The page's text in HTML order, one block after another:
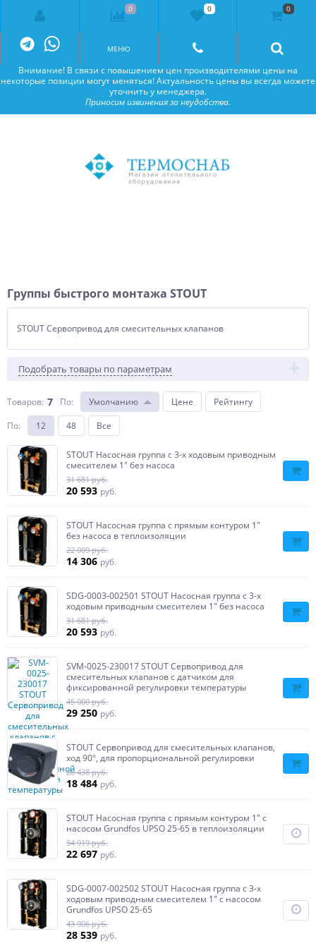
Внимание! В связи с повышением цен производителями цены на
некоторые позиции могут меняться! Актуальность цены вы всегда можете
уточнить у менеджера.
Приносим извинения за неудобства.
МЕНЮ
Внимание! В связи с повышением цен производителями цены на
некоторые позиции могут меняться! Актуальность цены вы всегда можете
уточнить у менеджера.
Приносим извинения за неудобства.
Группы быстрого монтажа STOUT
STOUT Сервопривод для смесительных клапанов
Подобрать товары по параметрам
Товаров: 7 По: Умолчанию Цене
Рейтингу
По: 12 48 Все
STOUT Насосная группа с 3-х ходовым приводным
смесителем 1" без насоса
31 681 руб.
20 593 руб.
STOUT Насосная группа с прямым контуром 1"
без насоса в теплоизоляции
22 009 руб.
14 306 руб.
SDG-0003-002501 STOUT Насосная группа с 3-х
ходовым приводным смесителем 1" без насоса
31 681 руб.
20 593 руб.
SVM-0025-230017 STOUT Сервопривод для
смесительных клапанов с датчиком для
фиксированной регулировки температуры
45 000 руб.
29 250 руб.
STOUT Сервопривод для смесительных клапанов,
ход 90°, для пропорциональной регулировки
28 438 руб.
18 484 руб.
STOUT Насосная группа с прямым контуром 1" с
насосом Grundfos UPSO 25-65 в теплоизоляции
34 919 руб.
22 697 руб.
SDG-0007-002502 STOUT Насосная группа с 3-х
ходовым приводным смесителем 1" с насосом
Grundfos UPSO 25-65
43 906 руб.
28 539 руб.
0 0 0